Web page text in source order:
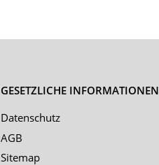
GESETZLICHE INFORMATIONEN
Datenschutz
AGB
Sitemap